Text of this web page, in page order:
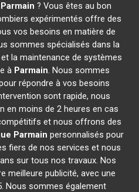
Parmain ? Vous êtes au bon
expérimentés offre des
vos besoins en matière de
sommes spécialisés dans la
la maintenance de systèmes
à Parmain. Nous sommes
répondre à vos besoins
sont rapide, nous
en moins de 2 heures en cas
et nous offrons des
Parmain personnalisés pour
fiers de nos services et nous
sur tous nos travaux. Nos
meilleure publicité, avec une
Nous sommes également